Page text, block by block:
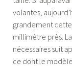
volantes,
grandement
millimètre près.
nécessaires suit
ce dont le